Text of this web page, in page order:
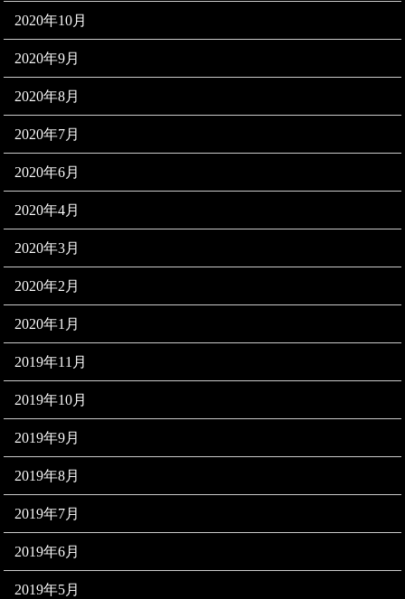
2020年10月
2020年9月
2020年8月
2020年7月
2020年6月
2020年4月
2020年3月
2020年2月
2020年1月
2019年11月
2019年10月
2019年9月
2019年8月
2019年7月
2019年6月
2019年5月